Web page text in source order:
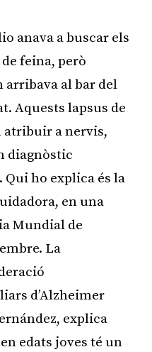
anava a buscar els
feina, però
arribava al bar del
Aquests lapsus de
atribuir a nervis,
diagnòstic
Qui ho explica és la
en una
Mundial de
La
d’Alzheimer
explica
edats joves té un